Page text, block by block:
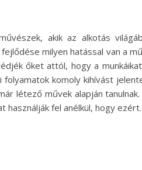
akik az alkotás
fejlődése milyen hatással van a
őket attól, hogy a
komoly kihívást
létező művek alapján
használják fel anélkül, hogy